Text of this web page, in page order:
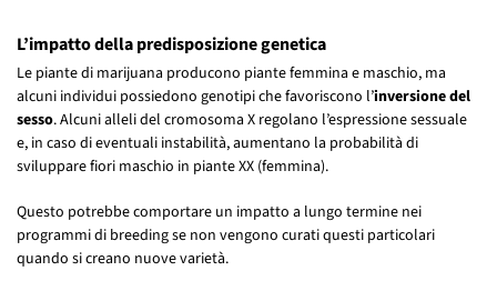
L’impatto della predisposizione genetica
Le piante di marijuana producono piante femmina e maschio, ma
alcuni individui possiedono genotipi che favoriscono l’inversione del
sesso. Alcuni alleli del cromosoma X regolano l’espressione sessuale
e, in caso di eventuali instabilità, aumentano la probabilità di
sviluppare fiori maschio in piante XX (femmina).
Questo potrebbe comportare un impatto a lungo termine nei
programmi di breeding se non vengono curati questi particolari
quando si creano nuove varietà.